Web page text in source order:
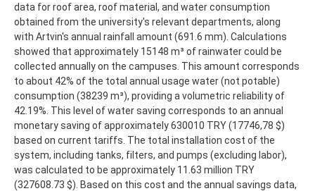
data for roof area, roof material, and water consumption
obtained from the university's relevant departments, along
with Artvin's annual rainfall amount (691.6 mm). Calculations
showed that approximately 15148 m³ of rainwater could be
collected annually on the campuses. This amount corresponds
to about 42% of the total annual usage water (not potable)
consumption (38239 m³), providing a volumetric reliability of
42.19%. This level of water saving corresponds to an annual
monetary saving of approximately 630010 TRY (17746,78 $)
based on current tariffs. The total installation cost of the
system, including tanks, filters, and pumps (excluding labor),
was calculated to be approximately 11.63 million TRY
(327608.73 $). Based on this cost and the annual savings data,